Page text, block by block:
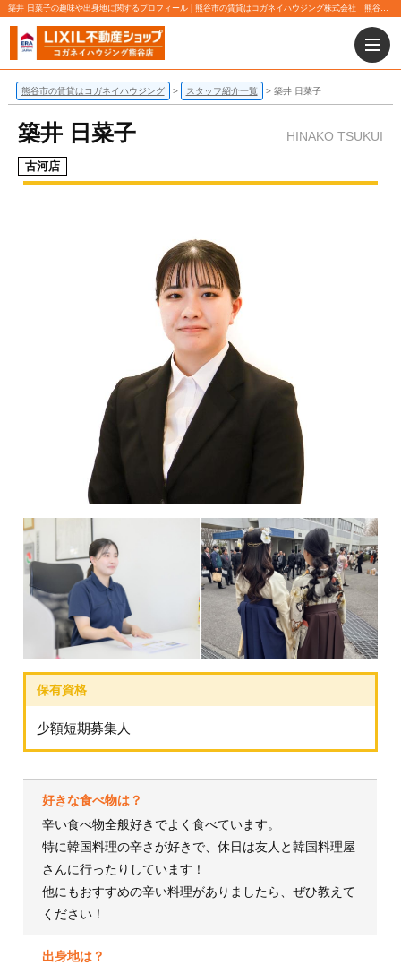
築井 日菜子の趣味や出身地に関するプロフィール | 熊谷市の賃貸はコガネイハウジング株式会社 熊谷店にお任せ下さい！
熊谷市の賃貸はコガネイハウジング スタッフ紹介一覧 築井 日菜子
築井 日菜子 HINAKO TSUKUI
古河店
少額短期募集人
好きな食べ物は？
辛い食べ物全般好きでよく食べています。
特に韓国料理の辛さが好きで、休日は友人と韓国料理屋
さんに行ったりしています！
他にもおすすめの辛い料理がありましたら、ぜひ教えて
ください！
出身地は？